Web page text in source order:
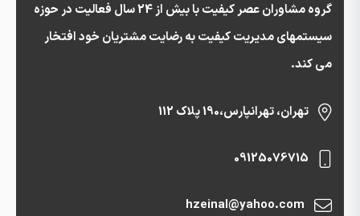
گروه مشاوران عصر کیفیت با بیش از 24 سال فعالیت در حوزه
سیستمهای مدیریت کیفیت به رضایت مشتریان خود افتخار
می کند.
تهران، تهرانپارس،190 پلاک 112
09125076715
hzeinal@yahoo.com